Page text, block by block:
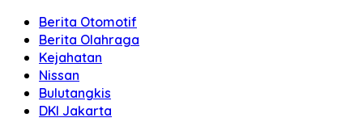
Berita Otomotif
Berita Olahraga
Kejahatan
Nissan
Bulutangkis
DKI Jakarta